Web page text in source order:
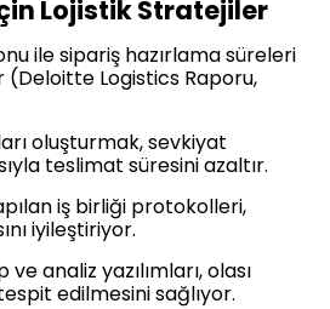
Lojistik Stratejiler
ile sipariş hazırlama süreleri
(Deloitte Logistics Raporu,
oluşturmak, sevkiyat
teslimat süresini azaltır.
iş birliği protokolleri,
iyileştiriyor.
analiz yazılımları, olası
edilmesini sağlıyor.